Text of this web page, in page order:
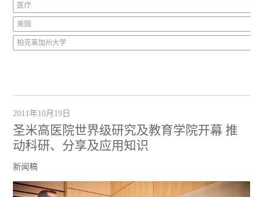
医疗
美国
柏克莱加州大学
2011年10月19日
圣米高医院世界级研究及教育学院开幕 推
动科研、分享及应用知识
新闻稿